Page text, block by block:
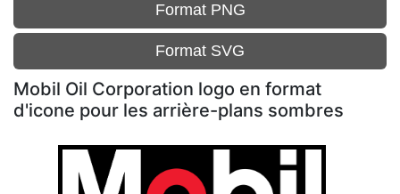
Format PNG
Format SVG
Mobil Oil Corporation logo en format
d'icone pour les arrière-plans sombres